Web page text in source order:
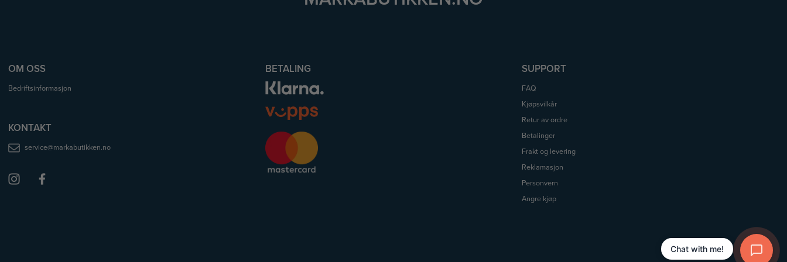
OM OSS
Bedriftsinformasjon
KONTAKT
service@markabutikken.no
BETALING SUPPORT
FAQ
Kjøpsvilkår
Retur av ordre
Betalinger
Frakt og levering
Reklamasjon
Personvern
Angre kjøp
Chat with me!